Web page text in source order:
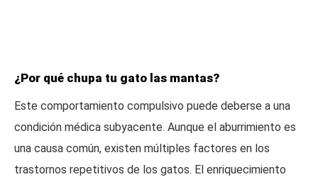
¿Por qué chupa tu gato las mantas?
Este comportamiento compulsivo puede deberse a una
condición médica subyacente. Aunque el aburrimiento es
una causa común, existen múltiples factores en los
trastornos repetitivos de los gatos. El enriquecimiento